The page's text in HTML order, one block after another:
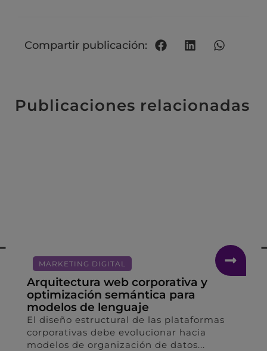
Compartir publicación:
Publicaciones relacionadas
MARKETING DIGITAL
Optimización del funnel de
conversión mediante el análisis
continuo de métricas en marketing
B2B
La madurez de una estrategia digital se
consolida cuando la captura de datos se